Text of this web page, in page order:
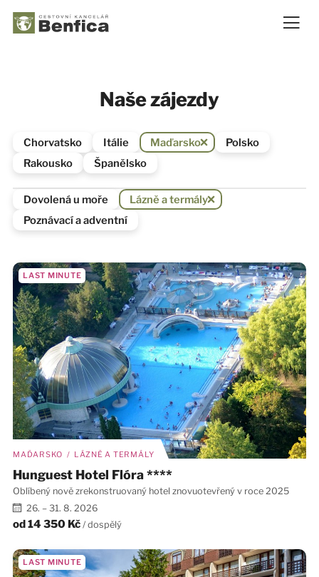
Naše zájezdy
Chorvatsko Itálie Maďarsko
Polsko
Rakousko
Španělsko
Dovolená u moře
Lázně a termály
Poznávací a adventní
LAST MINUTE
MAĎARSKO / LÁZNĚ A TERMÁLY
Hunguest Hotel Flóra ****
Oblíbený nově zrekonstruovaný hotel znovuotevřený v roce 2025
26. – 31. 8. 2026
od14 350 Kč / dospělý
LAST MINUTE